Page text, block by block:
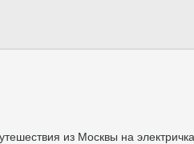
из Москвы на